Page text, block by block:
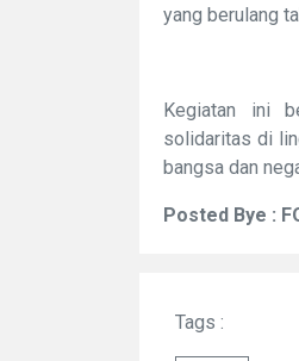
yang berulang
Kegiatan ini
solidaritas di
bangsa dan
Posted Bye :
Tags :